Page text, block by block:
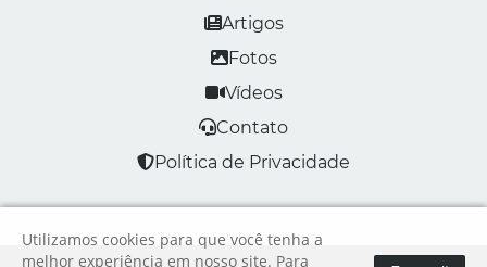
Artigos
Fotos
Vídeos
Contato
Política de Privacidade
Utilizamos cookies para que você tenha a
melhor experiência em nosso site. Para